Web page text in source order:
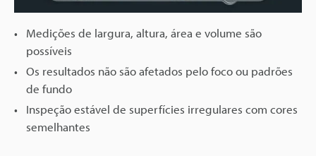
Medições de largura, altura, área e volume são
possíveis
Os resultados não são afetados pelo foco ou padrões
de fundo
Inspeção estável de superfícies irregulares com cores
semelhantes